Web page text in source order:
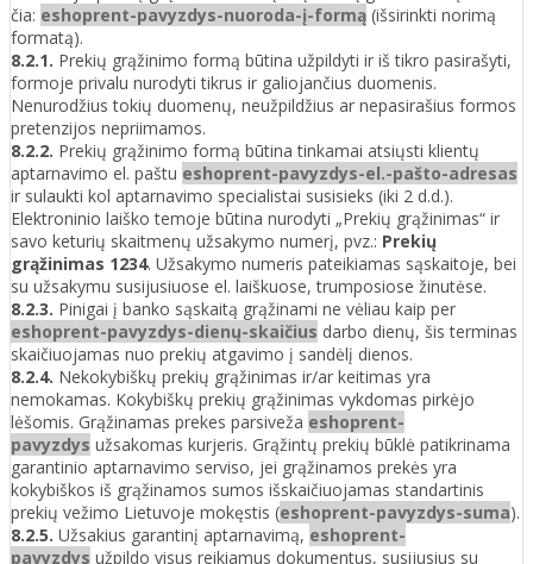
čia: eshoprent-pavyzdys-nuoroda-į-formą (išsirinkti norimą
formatą).
8.2.1. Prekių grąžinimo formą būtina užpildyti ir iš tikro pasirašyti,
formoje privalu nurodyti tikrus ir galiojančius duomenis.
Nenurodžius tokių duomenų, neužpildžius ar nepasirašius formos
pretenzijos nepriimamos.
8.2.2. Prekių grąžinimo formą būtina tinkamai atsiųsti klientų
aptarnavimo el. paštu eshoprent-pavyzdys-el.-pašto-adresas
ir sulaukti kol aptarnavimo specialistai susisieks (iki 2 d.d.).
Elektroninio laiško temoje būtina nurodyti „Prekių grąžinimas“ ir
savo keturių skaitmenų užsakymo numerį, pvz.: Prekių
grąžinimas 1234. Užsakymo numeris pateikiamas sąskaitoje, bei
su užsakymu susijusiuose el. laiškuose, trumposiose žinutėse.
8.2.3. Pinigai į banko sąskaitą grąžinami ne vėliau kaip per
eshoprent-pavyzdys-dienų-skaičius darbo dienų, šis terminas
skaičiuojamas nuo prekių atgavimo į sandėlį dienos.
8.2.4. Nekokybiškų prekių grąžinimas ir/ar keitimas yra
nemokamas. Kokybiškų prekių grąžinimas vykdomas pirkėjo
lėšomis. Grąžinamas prekes parsiveža eshoprent-
pavyzdys užsakomas kurjeris. Grąžintų prekių būklė patikrinama
garantinio aptarnavimo serviso, jei grąžinamos prekės yra
kokybiškos iš grąžinamos sumos išskaičiuojamas standartinis
prekių vežimo Lietuvoje mokęstis (eshoprent-pavyzdys-suma).
8.2.5. Užsakius garantinį aptarnavimą, eshoprent-
pavyzdys užpildo visus reikiamus dokumentus, susijusius su